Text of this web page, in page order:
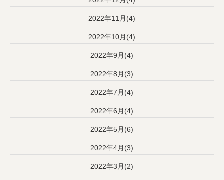
2022年11月(4)
2022年10月(4)
2022年9月(4)
2022年8月(3)
2022年7月(4)
2022年6月(4)
2022年5月(6)
2022年4月(3)
2022年3月(2)